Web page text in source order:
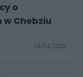
o
Chebziu
13/04/2026